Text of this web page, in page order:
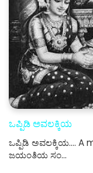
ಒಪ್ಪಿಡಿ ಅವಲಕ್ಕಿಯ
ಒಪ್ಪಿಡಿ ಅವಲಕ್ಕಿಯ.... A
ಜಯಂತಿಯ ಸಂ…